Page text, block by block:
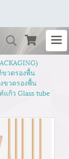
ขวดรองพื้น
วดรองพื้น
ก้ว Glass tube